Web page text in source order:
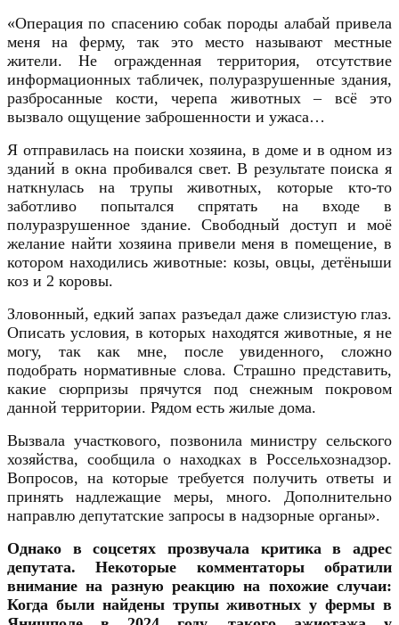
«Операция по спасению собак породы алабай привела
меня на ферму, так это место называют местные
жители. Не огражденная территория, отсутствие
информационных табличек, полуразрушенные здания,
разбросанные кости, черепа животных – всё это
вызвало ощущение заброшенности и ужаса…
Я отправилась на поиски хозяина, в доме и в одном из
зданий в окна пробивался свет. В результате поиска я
наткнулась на трупы животных, которые кто-то
заботливо попытался спрятать на входе в
полуразрушенное здание. Свободный доступ и моё
желание найти хозяина привели меня в помещение, в
котором находились животные: козы, овцы, детёныши
коз и 2 коровы.
Зловонный, едкий запах разъедал даже слизистую глаз.
Описать условия, в которых находятся животные, я не
могу, так как мне, после увиденного, сложно
подобрать нормативные слова. Страшно представить,
какие сюрпризы прячутся под снежным покровом
данной территории. Рядом есть жилые дома.
Вызвала участкового, позвонила министру сельского
хозяйства, сообщила о находках в Россельхознадзор.
Вопросов, на которые требуется получить ответы и
принять надлежащие меры, много. Дополнительно
направлю депутатские запросы в надзорные органы».
Однако в соцсетях прозвучала критика в адрес
депутата. Некоторые комментаторы обратили
внимание на разную реакцию на похожие случаи:
Когда были найдены трупы животных у фермы в